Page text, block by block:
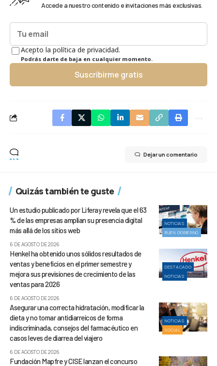
Accede a nuestro contenido e invitaciones más exclusivas.
Acepto la política de privacidad.
Podrás darte de baja en cualquier momento.
Suscribirme gratis
Dejar un comentario
Quizás también te guste
NOTICIAS
BUEN GOBIERNO
Un estudio publicado por Liferay revela que el 63
% de las empresas amplían su presencia digital
más allá de los sitios web
6 DE AGOSTO DE 2026
DESTACADO
NOTICIAS
Henkel ha obtenido unos sólidos resultados de
ventas y beneficios en el primer semestre y
mejora sus previsiones de crecimiento de las
ventas para 2026
6 DE AGOSTO DE 2026
NOTICIAS
SOCIAL
Asegurar una correcta hidratación, modificar la
dieta y no tomar antidiarreicos de forma
indiscriminada, consejos del farmacéutico en
casos leves de diarrea del viajero
6 DE AGOSTO DE 2026
Fundación Mapfre y CISE lanzan el concurso